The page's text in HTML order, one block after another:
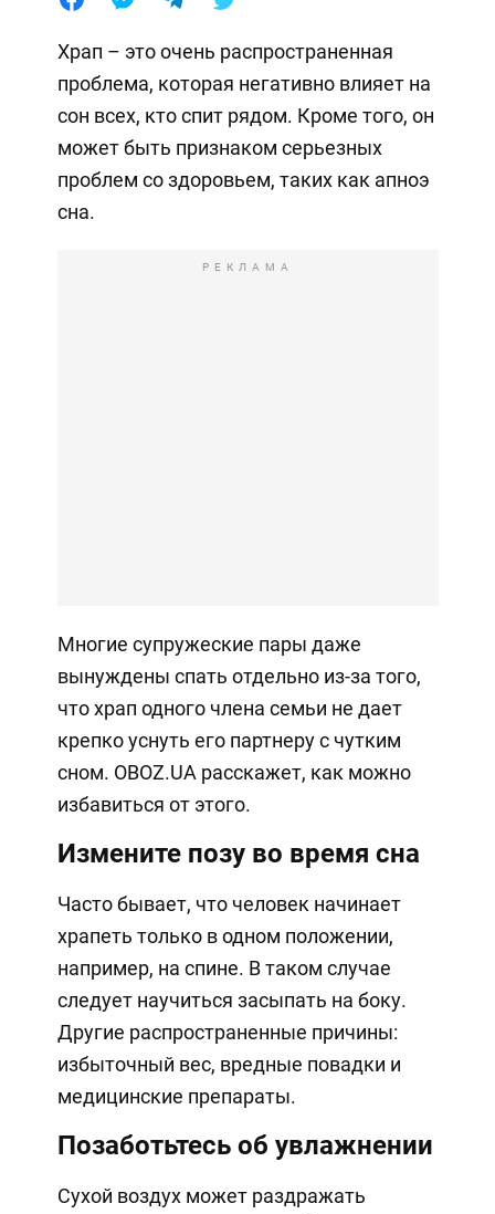
Храп – это очень распространенная
проблема, которая негативно влияет на
сон всех, кто спит рядом. Кроме того, он
может быть признаком серьезных
проблем со здоровьем, таких как апноэ
сна.
РЕКЛАМА
Многие супружеские пары даже
вынуждены спать отдельно из-за того,
что храп одного члена семьи не дает
крепко уснуть его партнеру с чутким
сном. OBOZ.UA расскажет, как можно
избавиться от этого.
Измените позу во время сна
Часто бывает, что человек начинает
храпеть только в одном положении,
например, на спине. В таком случае
следует научиться засыпать на боку.
Другие распространенные причины:
избыточный вес, вредные повадки и
медицинские препараты.
Позаботьтесь об увлажнении
Сухой воздух может раздражать